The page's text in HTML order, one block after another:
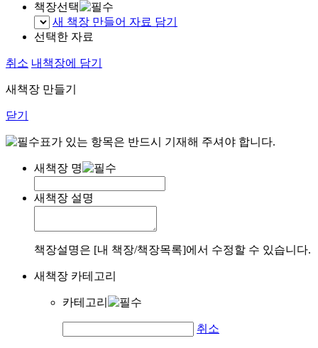
책장선택
새 책장 만들어 자료 담기
선택한 자료
취소 내책장에 담기
새책장 만들기
닫기
표가 있는 항목은 반드시 기재해 주셔야 합니다.
새책장 명
새책장 설명
책장설명은 [내 책장/책장목록]에서 수정할 수 있습니다.
새책장 카테고리
카테고리
취소